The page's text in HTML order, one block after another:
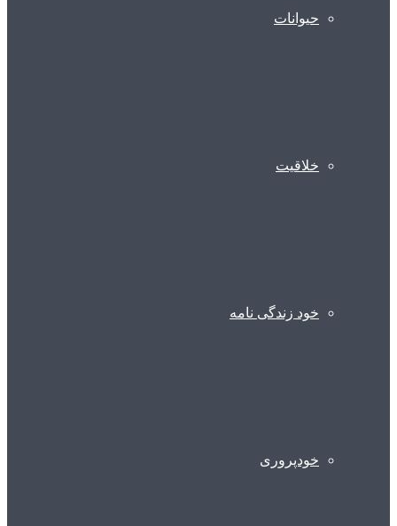
حیوانات
خلاقیت
خود زندگی نامه
خودپروری